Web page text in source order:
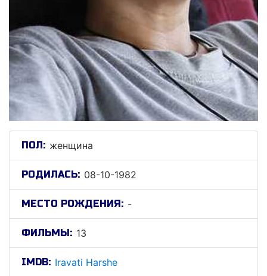
ПОЛ: женщина
РОДИЛАСЬ: 08-10-1982
МЕСТО РОЖДЕНИЯ: -
ФИЛЬМЫ: 13
IMDB: Iravati Harshe